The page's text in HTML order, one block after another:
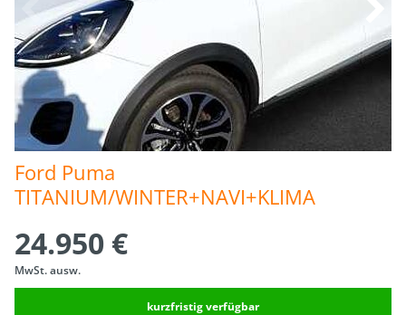
Ford Puma
TITANIUM/WINTER+NAVI+KLIMA
24.950 €
MwSt. ausw.
kurzfristig verfügbar